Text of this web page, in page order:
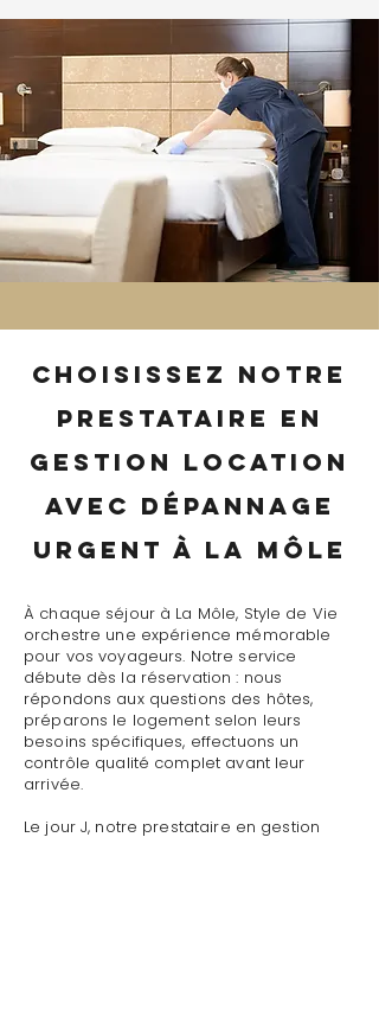
Choisissez notre
prestataire en
gestion location
avec dépannage
urgent à La Môle
À chaque séjour à La Môle, Style de Vie
orchestre une expérience mémorable
pour vos voyageurs. Notre service
débute dès la réservation : nous
répondons aux questions des hôtes,
préparons le logement selon leurs
besoins spécifiques, effectuons un
contrôle qualité complet avant leur
arrivée.
Le jour J, notre prestataire en gestion